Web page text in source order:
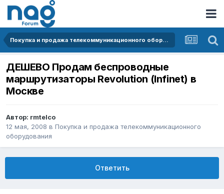
Покупка и продажа телекоммуникационного оборудования
ДЕШЕВО Продам беспроводные
маршрутизаторы Revolution (Infinet) в
Москве
Автор: rmtelco
12 мая, 2008 в Покупка и продажа телекоммуникационного
оборудования
Ответить